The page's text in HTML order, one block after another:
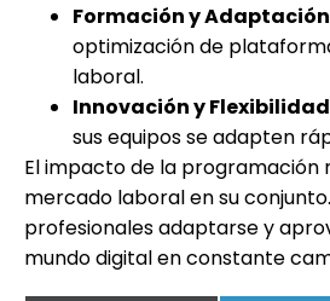
Formación y Adaptación
optimización de
laboral.
Innovación y Flexibilidad
sus equipos se adapten
El impacto de la
mercado laboral en su
profesionales adaptarse y
mundo digital en constante